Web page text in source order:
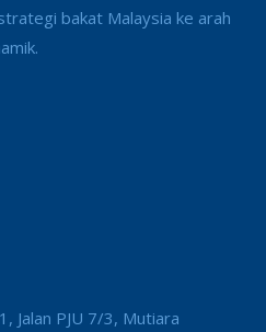
bakat Malaysia ke arah
Jalan PJU 7/3, Mutiara